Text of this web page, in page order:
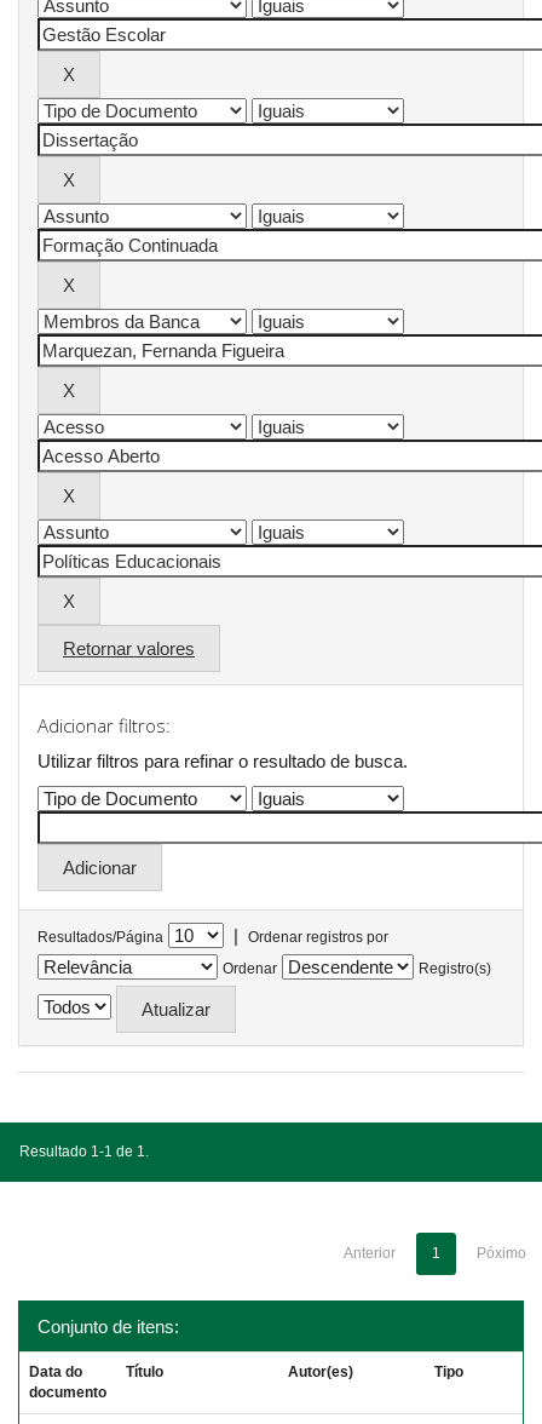
Retornar valores
Adicionar filtros:
Utilizar filtros para refinar o resultado de busca.
Resultados/Página |
Ordenar registros por
Ordenar
Registro(s)
Resultado 1-1 de 1.
Anterior 1 Póximo
Conjunto de itens:
Data do
documento
Título Autor(es) Tipo